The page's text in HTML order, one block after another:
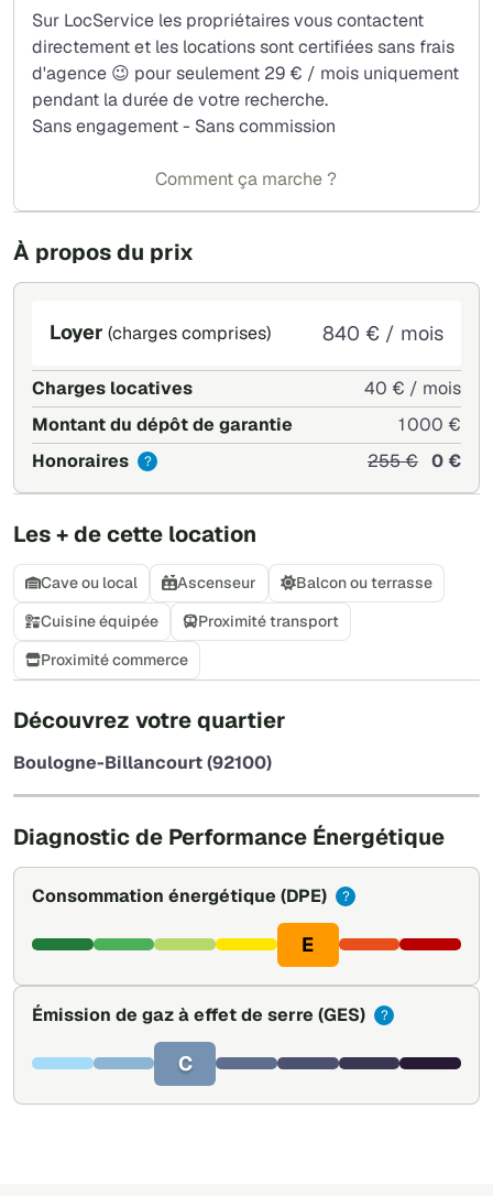
À propos du prix
Loyer (charges comprises) 840 € / mois
Charges locatives
40 € / mois
Montant du dépôt de garantie
1 000 €
Honoraires
? 255 € 0 €
Les + de cette location
Cave ou local Ascenseur
Balcon ou terrasse
Cuisine équipée
Proximité transport
Proximité commerce
Découvrez votre quartier
Boulogne-Billancourt (92100)
Diagnostic de Performance Énergétique
Consommation énergétique (DPE) ?
E
Émission de gaz à effet de serre (GES) ?
C
Sur LocService les propriétaires vous contactent
directement et les locations sont certifiées sans frais
d'agence 😉 pour seulement 29 € / mois uniquement
pendant la durée de votre recherche.
Sans engagement - Sans commission
Comment ça marche ?